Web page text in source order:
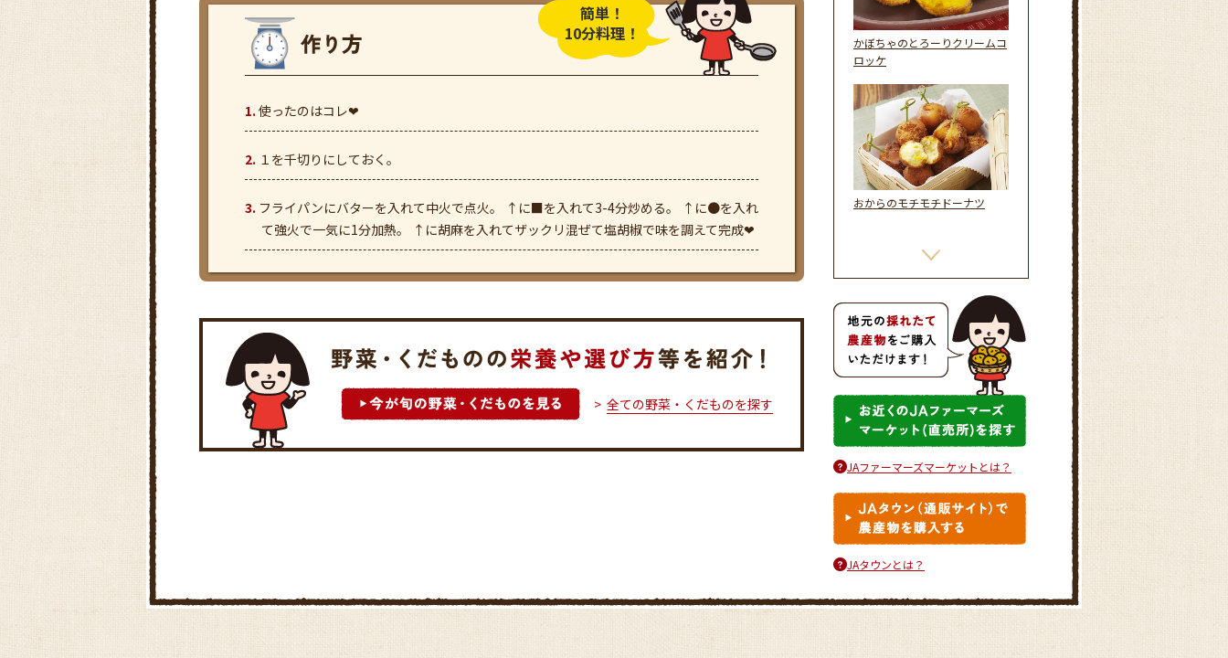
簡単！
10分料理！
使ったのはコレ❤
１を千切りにしておく。
フライパンにバターを入れて中火で点火。 ↑に■を入れて3-4分炒める。 ↑に●を入れ
て強火で一気に1分加熱。 ↑に胡麻を入れてザックリ混ぜて塩胡椒で味を調えて完成❤
全ての野菜・くだものを探す
かぼちゃのとろーりクリームコ
ロッケ
おからのモチモチドーナツ
お野菜たっぷりかき揚げ
しいたけのピリ辛肉詰め
JAファーマーズマーケットとは？
JAタウンとは？